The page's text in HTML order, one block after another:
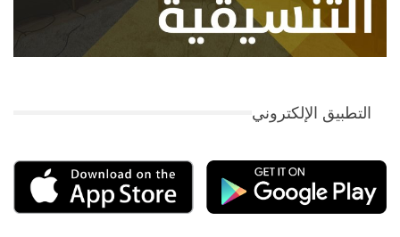
التطبيق الإلكتروني